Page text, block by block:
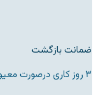
ضمانت بازگشت
۳ روز کاری درصورت معیوب بودن کالا